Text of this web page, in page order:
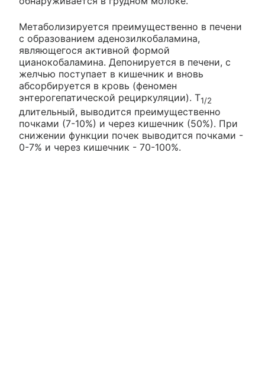
Метаболизируется преимущественно в печени
с образованием аденозилкобаламина,
являющегося активной формой
цианокобаламина. Депонируется в печени, с
желчью поступает в кишечник и вновь
абсорбируется в кровь (феномен
энтерогепатической рециркуляции). Т1/2
длительный, выводится преимущественно
почками (7-10%) и через кишечник (50%). При
снижении функции почек выводится почками -
0-7% и через кишечник - 70-100%.